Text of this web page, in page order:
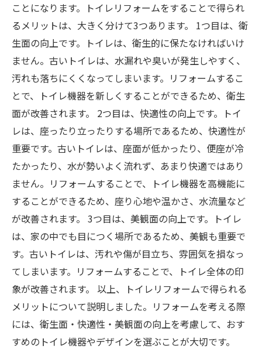
ことになります。トイレリフォームをすることで得られ
るメリットは、大きく分けて3つあります。 1つ目は、衛
生面の向上です。トイレは、衛生的に保たなければいけ
ません。古いトイレは、水漏れや臭いが発生しやすく、
汚れも落ちにくくなってしまいます。リフォームするこ
とで、トイレ機器を新しくすることができるため、衛生
面が改善されます。 2つ目は、快適性の向上です。トイ
レは、座ったり立ったりする場所であるため、快適性が
重要です。古いトイレは、座面が低かったり、便座が冷
たかったり、水が勢いよく流れず、あまり快適ではあり
ません。リフォームすることで、トイレ機器を高機能に
することができるため、座り心地や温かさ、水流量など
が改善されます。 3つ目は、美観面の向上です。トイレ
は、家の中でも目につく場所であるため、美観も重要で
す。古いトイレは、汚れや傷が目立ち、雰囲気を損なっ
てしまいます。リフォームすることで、トイレ全体の印
象が改善されます。 以上、トイレリフォームで得られる
メリットについて説明しました。リフォームを考える際
には、衛生面・快適性・美観面の向上を考慮して、おす
すめのトイレ機器やデザインを選ぶことが大切です。